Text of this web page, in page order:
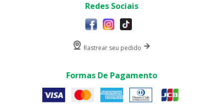
Redes Sociais
Rastrear seu pedido
Formas De Pagamento